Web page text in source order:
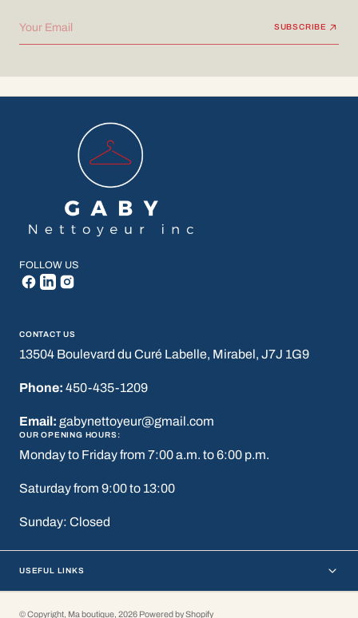
Your Email SUBSCRIBE
FOLLOW US
CONTACT US
13504 Boulevard du Curé Labelle, Mirabel, J7J 1G9
Phone: 450-435-1209
Email: gabynettoyeur@gmail.com
OUR OPENING HOURS:
Monday to Friday from 7:00 a.m. to 6:00 p.m.
Saturday from 9:00 to 13:00
Sunday: Closed
USEFUL LINKS
© Copyright, Ma boutique, 2026 Powered by Shopify